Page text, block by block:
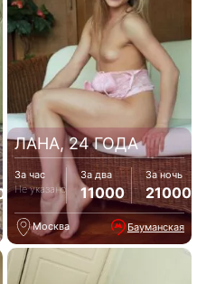
ЛАНА, 24 ГОДА
За час
Не указано
За два
11000
За ночь
21000
Москва Бауманская